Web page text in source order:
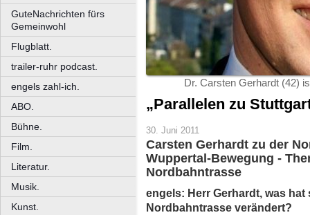
GuteNachrichten fürs
Gemeinwohl
Flugblatt.
trailer-ruhr podcast.
engels zahl-ich.
ABO.
Bühne.
Film.
Literatur.
Musik.
Kunst.
Dr. Carsten Gerhardt (42)
„Parallelen zu
30. Juni 2011
Carsten Gerhardt zu der
Wuppertal-Bewegung -
Nordbahntrasse
engels: Herr Gerhardt, was
Nordbahntrasse verändert?